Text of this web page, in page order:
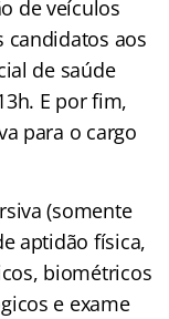
de veículos
candidatos aos
de saúde
E por fim,
para o cargo
(somente
aptidão física,
biométricos
e exame